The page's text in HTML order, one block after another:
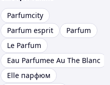
Parfumcity
Parfum esprit
Parfum
Le Parfum
Eau Parfumee Au The Blanc
Elle парфюм